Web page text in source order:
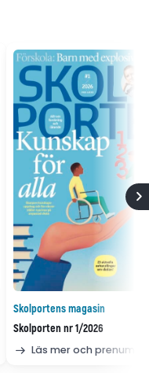
Skolportens magasin
Skolporten nr 1/2026
Läs mer och